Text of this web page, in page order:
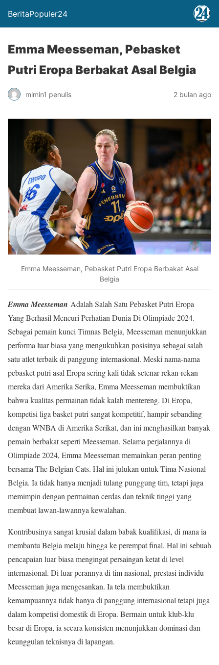
BeritaPopuler24
Emma Meesseman, Pebasket
Putri Eropa Berbakat Asal Belgia
mimin1 penulis 2 bulan ago
Emma Meesseman, Pebasket Putri Eropa Berbakat Asal
Belgia
Emma Meesseman Adalah Salah Satu Pebasket Putri Eropa
Yang Berhasil Mencuri Perhatian Dunia Di Olimpiade 2024.
Sebagai pemain kunci Timnas Belgia, Meesseman menunjukkan
performa luar biasa yang mengukuhkan posisinya sebagai salah
satu atlet terbaik di panggung internasional. Meski nama-nama
pebasket putri asal Eropa sering kali tidak setenar rekan-rekan
mereka dari Amerika Serika, Emma Meesseman membuktikan
bahwa kualitas permainan tidak kalah mentereng. Di Eropa,
kompetisi liga basket putri sangat kompetitif, hampir sebanding
dengan WNBA di Amerika Serikat, dan ini menghasilkan banyak
pemain berbakat seperti Meesseman. Selama perjalannya di
Olimpiade 2024, Emma Meesseman memainkan peran penting
bersama The Belgian Cats. Hal ini julukan untuk Tima Nasional
Belgia. Ia tidak hanya menjadi tulang punggung tim, tetapi juga
memimpin dengan permainan cerdas dan teknik tinggi yang
membuat lawan-lawannya kewalahan.
Kontribusinya sangat krusial dalam babak kualifikasi, di mana ia
membantu Belgia melaju hingga ke perempat final. Hal ini sebuah
pencapaian luar biasa mengingat persaingan ketat di level
internasional. Di luar perannya di tim nasional, prestasi individu
Meesseman juga mengesankan. Ia tela membuktikan
kemampuannya tidak hanya di panggung internasional tetapi juga
dalam kompetisi domestik di Eropa. Bermain untuk klub-klu
besar di Eropa, ia secara konsisten menunjukkan dominasi dan
keunggulan teknisnya di lapangan.